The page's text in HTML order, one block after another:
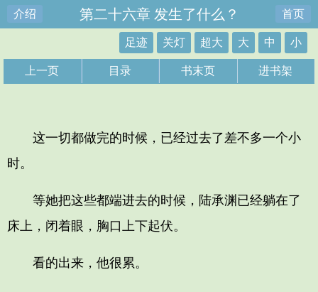
介绍 第二十六章 发生了什么？ 首页
足迹 关灯 超大 大 中 小
上一页 目录 书末页 进书架
这一切都做完的时候，已经过去了差不多一个小
时。
等她把这些都端进去的时候，陆承渊已经躺在了
床上，闭着眼，胸口上下起伏。
看的出来，他很累。